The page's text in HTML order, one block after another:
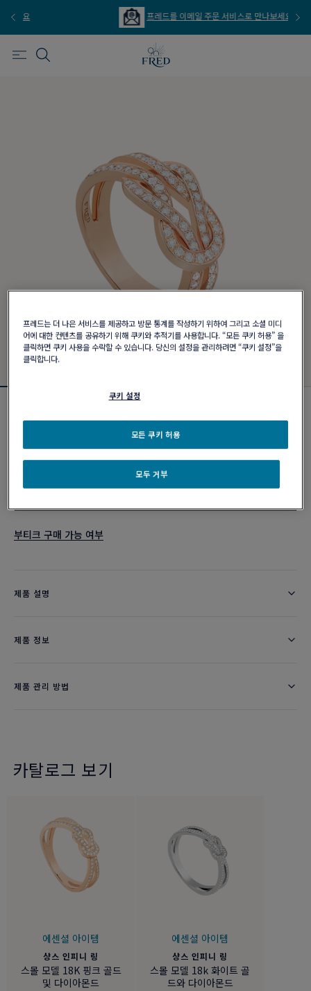
프레드를 이메일 주문 서비스로 만나보세요
₩ 9,120,000
부티크 구매 가능 여부
제품 설명
제품 정보
제품 관리 방법
카탈로그 보기
에센셜 아이템
샹스 인피니 링
스몰 모델 18K 핑크 골드
및 다이아몬드
에센셜 아이템
샹스 인피니 링
스몰 모델 18k 화이트 골
드와 다이아몬드
프레드는 더 나은 서비스를 제공하고 방문 통계를 작성하기 위하여 그리고 소셜 미디
어에 대한 컨텐츠를 공유하기 위해 쿠키와 추적기를 사용합니다. “모든 쿠키 허용” 을
클릭하면 쿠키 사용을 수락할 수 있습니다. 당신의 설정을 관리하려면 “쿠키 설정”을
클릭합니다.
쿠키 설정
모두 거부
모든 쿠키 허용